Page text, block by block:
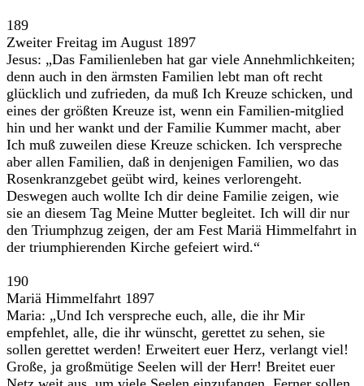
189
Zweiter Freitag im August 1897
Jesus: „Das Familienleben hat gar viele Annehmlichkeiten;
denn auch in den ärmsten Familien lebt man oft recht
glücklich und zufrieden, da muß Ich Kreuze schicken, und
eines der größten Kreuze ist, wenn ein Familien-mitglied
hin und her wankt und der Familie Kummer macht, aber
Ich muß zuweilen diese Kreuze schicken. Ich verspreche
aber allen Familien, daß in denjenigen Familien, wo das
Rosenkranzgebet geübt wird, keines verlorengeht.
Deswegen auch wollte Ich dir deine Familie zeigen, wie
sie an diesem Tag Meine Mutter begleitet. Ich will dir nur
den Triumphzug zeigen, der am Fest Mariä Himmelfahrt in
der triumphierenden Kirche gefeiert wird.“
190
Mariä Himmelfahrt 1897
Maria: „Und Ich verspreche euch, alle, die ihr Mir
empfehlet, alle, die ihr wünscht, gerettet zu sehen, sie
sollen gerettet werden! Erweitert euer Herz, verlangt viel!
Große, ja großmütige Seelen will der Herr! Breitet euer